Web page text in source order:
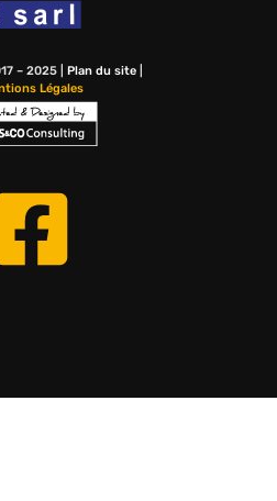
– 2025 | Plan du site|
Légales